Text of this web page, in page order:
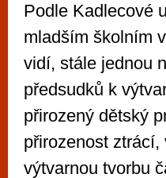
Podle Kadlecové
mladším školním
vidí, stále jednou
předsudků k
přirozený dětský
přirozenost
výtvarnou tvorbu